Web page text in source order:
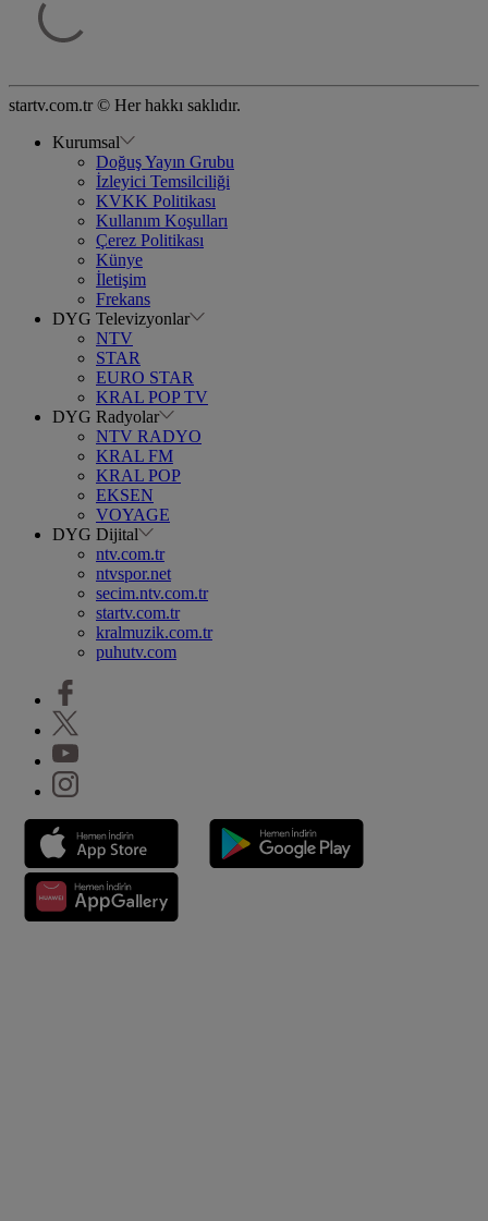
startv.com.tr © Her hakkı saklıdır.
Kurumsal
Doğuş Yayın Grubu
İzleyici Temsilciliği
KVKK Politikası
Kullanım Koşulları
Çerez Politikası
Künye
İletişim
Frekans
DYG Televizyonlar
NTV
STAR
EURO STAR
KRAL POP TV
DYG Radyolar
NTV RADYO
KRAL FM
KRAL POP
EKSEN
VOYAGE
DYG Dijital
ntv.com.tr
ntvspor.net
secim.ntv.com.tr
startv.com.tr
kralmuzik.com.tr
puhutv.com